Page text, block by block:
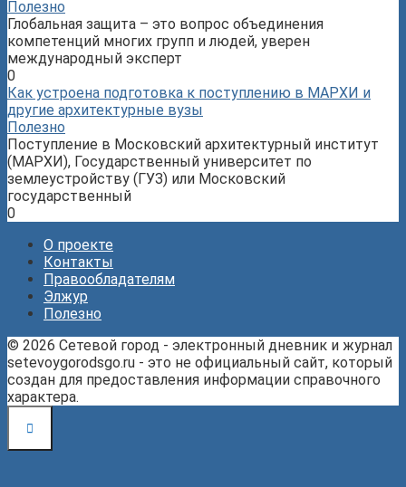
Полезно
Глобальная защита – это вопрос объединения
компетенций многих групп и людей, уверен
международный эксперт
0
Как устроена подготовка к поступлению в МАРХИ и
другие архитектурные вузы
Полезно
Поступление в Московский архитектурный институт
(МАРХИ), Государственный университет по
землеустройству (ГУЗ) или Московский
государственный
0
О проекте
Контакты
Правообладателям
Элжур
Полезно
© 2026 Сетевой город - электронный дневник и журнал
setevoygorodsgo.ru - это не официальный сайт, который
создан для предоставления информации справочного
характера.